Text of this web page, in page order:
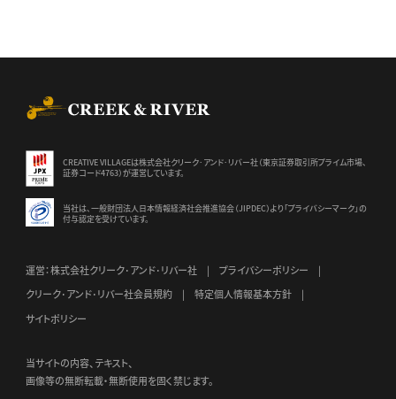
CREATIVE VILLAGEは株式会社クリーク･アンド･リバー社（東京証券取引所プライム市場、
証券コード4763）が運営しています。
当社は、一般財団法人日本情報経済社会推進協会（JIPDEC）より 「プライバシーマーク」の
付与認定を受けています。
運営：株式会社クリーク･アンド･リバー社
プライバシーポリシー
クリーク･アンド･リバー社会員規約
特定個人情報基本方針
サイトポリシー
当サイトの内容、テキスト、
画像等の無断転載・無断使用を固く禁じます。